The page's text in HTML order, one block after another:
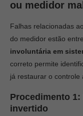
ou medidor
Falhas relacionadas
do medidor estão
involuntária em
correto permite
já restaurar o controle
Procedimento
invertido